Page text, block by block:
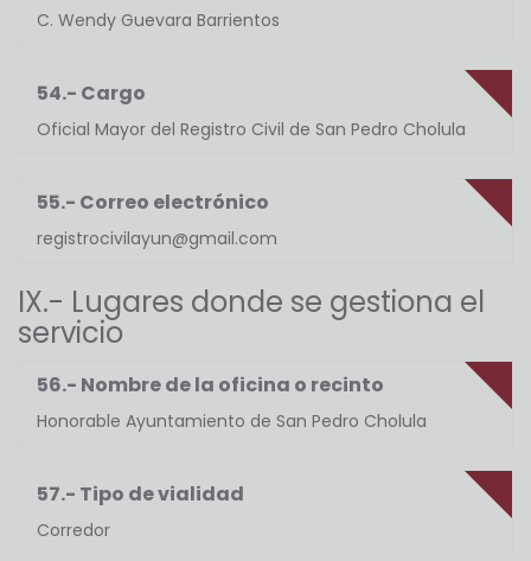
C. Wendy Guevara Barrientos
54.- Cargo
Oficial Mayor del Registro Civil de San Pedro Cholula
55.- Correo electrónico
registrocivilayun@gmail.com
IX.- Lugares donde se gestiona el
servicio
56.- Nombre de la oficina o recinto
Honorable Ayuntamiento de San Pedro Cholula
57.- Tipo de vialidad
Corredor